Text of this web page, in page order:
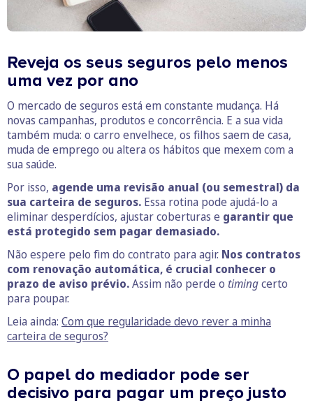
Reveja os seus seguros pelo menos
uma vez por ano
O mercado de seguros está em constante mudança. Há
novas campanhas, produtos e concorrência. E a sua vida
também muda: o carro envelhece, os filhos saem de casa,
muda de emprego ou altera os hábitos que mexem com a
sua saúde.
Por isso, agende uma revisão anual (ou semestral) da
sua carteira de seguros. Essa rotina pode ajudá-lo a
eliminar desperdícios, ajustar coberturas e garantir que
está protegido sem pagar demasiado.
Não espere pelo fim do contrato para agir. Nos contratos
com renovação automática, é crucial conhecer o
prazo de aviso prévio.Assim não perde o timingcerto
para poupar.
Leia ainda: Com que regularidade devo rever a minha
carteira de seguros?
O papel do mediador pode ser
decisivo para pagar um preço justo